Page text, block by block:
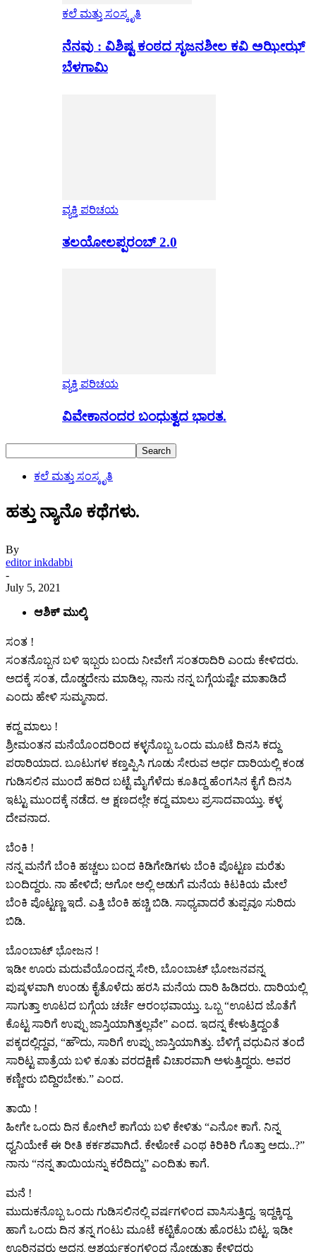
ಕಲೆ ಮತ್ತು ಸಂಸ್ಕೃತಿ
ನೆನವು : ವಿಶಿಷ್ಟ ಕಂಠದ ಸೃಜನಶೀಲ ಕವಿ ಅಝೀಝ್
ಬೆಳಗಾಮಿ
ವ್ಯಕ್ತಿ ಪರಿಚಯ
ತಲಯೋಲಪ್ಪರಂಬ್ 2.0
ವ್ಯಕ್ತಿ ಪರಿಚಯ
ವಿವೇಕಾನಂದರ ಬಂಧುತ್ವದ ಭಾರತ.
ಕಲೆ ಮತ್ತು ಸಂಸ್ಕೃತಿ
ಹತ್ತು ನ್ಯಾನೊ ಕಥೆಗಳು.
By
editor inkdabbi
-
July 5, 2021
ಆಶಿಕ್ ಮುಲ್ಕಿ
ಸಂತ !
ಸಂತನೊಬ್ಬನ ಬಳಿ ಇಬ್ಬರು ಬಂದು ನೀವೇಗೆ ಸಂತರಾದಿರಿ ಎಂದು ಕೇಳಿದರು.
ಅದಕ್ಕೆ ಸಂತ, ದೊಡ್ಡದೇನು ಮಾಡಿಲ್ಲ. ನಾನು ನನ್ನ ಬಗ್ಗೆಯಷ್ಟೇ ಮಾತಾಡಿದೆ
ಎಂದು ಹೇಳಿ ಸುಮ್ಮನಾದ.
ಕದ್ದ ಮಾಲು !
ಶ್ರೀಮಂತನ ಮನೆಯೊಂದರಿಂದ ಕಳ್ಳನೊಬ್ಬ ಒಂದು ಮೂಟೆ ದಿನಸಿ ಕದ್ದು
ಪರಾರಿಯಾದ. ಬೂಟುಗಳ ಕಣ್ತಪ್ಪಿಸಿ ಗೂಡು ಸೇರುವ ಅರ್ಧ ದಾರಿಯಲ್ಲಿ ಕಂಡ
ಗುಡಿಸಲಿನ ಮುಂದೆ ಹರಿದ ಬಟ್ಟೆ ಮೈಗೆಳೆದು ಕೂತಿದ್ದ ಹೆಂಗಸಿನ ಕೈಗೆ ದಿನಸಿ
ಇಟ್ಟು ಮುಂದಕ್ಕೆ ನಡೆದ. ಆ ಕ್ಷಣದಲ್ಲೇ ಕದ್ದ ಮಾಲು ಪ್ರಸಾದವಾಯ್ತು. ಕಳ್ಳ
ದೇವನಾದ.
ಬೆಂಕಿ !
ನನ್ನ ಮನೆಗೆ ಬೆಂಕಿ ಹಚ್ಚಲು ಬಂದ ಕಿಡಿಗೇಡಿಗಳು ಬೆಂಕಿ ಪೊಟ್ಟಣ ಮರೆತು
ಬಂದಿದ್ದರು. ನಾ ಹೇಳಿದೆ; ಅಗೋ ಅಲ್ಲಿ ಅಡುಗೆ ಮನೆಯ ಕಿಟಕಿಯ ಮೇಲೆ
ಬೆಂಕಿ ಪೊಟ್ಟಣ್ಣ ಇದೆ. ಎತ್ತಿ ಬೆಂಕಿ ಹಚ್ಚಿ ಬಿಡಿ. ಸಾಧ್ಯವಾದರೆ ತುಪ್ಪವೂ ಸುರಿದು
ಬಿಡಿ.
ಬೊಂಬಾಟ್ ಭೋಜನ !
ಇಡೀ ಊರು ಮದುವೆಯೊಂದನ್ನ ಸೇರಿ, ಬೊಂಬಾಟ್ ಭೋಜನವನ್ನ
ಪುಷ್ಕಳವಾಗಿ ಉಂಡು ಕೈತೊಳೆದು ಹರಸಿ ಮನೆಯ ದಾರಿ ಹಿಡಿದರು. ದಾರಿಯಲ್ಲಿ
ಸಾಗುತ್ತಾ ಊಟದ ಬಗ್ಗೆಯ ಚರ್ಚೆ ಆರಂಭವಾಯ್ತು. ಒಬ್ಬ “ಊಟದ ಜೊತೆಗೆ
ಕೊಟ್ಟ ಸಾರಿಗೆ ಉಪ್ಪು ಜಾಸ್ತಿಯಾಗಿತ್ತಲ್ಲವೇ” ಎಂದ. ಇದನ್ನ ಕೇಳುತ್ತಿದ್ದಂತೆ
ಪಕ್ಕದಲ್ಲಿದ್ದವ, “ಹೌದು, ಸಾರಿಗೆ ಉಪ್ಪು ಜಾಸ್ತಿಯಾಗಿತ್ತು. ಬೆಳಿಗ್ಗೆ ವಧುವಿನ ತಂದೆ
ಸಾರಿಟ್ಟ ಪಾತ್ರೆಯ ಬಳಿ ಕೂತು ವರದಕ್ಷಿಣೆ ವಿಚಾರವಾಗಿ ಅಳುತ್ತಿದ್ದರು. ಅವರ
ಕಣ್ಣೀರು ಬಿದ್ದಿರಬೇಕು.” ಎಂದ.
ತಾಯಿ !
ಹೀಗೇ ಒಂದು ದಿನ ಕೋಗಿಲೆ ಕಾಗೆಯ ಬಳಿ ಕೇಳಿತು “ಎನೋ ಕಾಗೆ. ನಿನ್ನ
ಧ್ವನಿಯೇಕೆ ಈ ರೀತಿ ಕರ್ಕಶವಾಗಿದೆ. ಕೇಳೋಕೆ ಎಂಥ ಕಿರಿಕಿರಿ ಗೊತ್ತಾ ಅದು..?”
ನಾನು “ನನ್ನ ತಾಯಿಯನ್ನು ಕರೆದಿದ್ದು” ಎಂದಿತು ಕಾಗೆ.
ಮನೆ !
ಮುದುಕನೊಬ್ಬ ಒಂದು ಗುಡಿಸಲಿನಲ್ಲಿ ವರ್ಷಗಳಿಂದ ವಾಸಿಸುತ್ತಿದ್ದ. ಇದ್ದಕ್ಕಿದ್ದ
ಹಾಗೆ ಒಂದು ದಿನ ತನ್ನ ಗಂಟು ಮೂಟೆ ಕಟ್ಟಿಕೊಂಡು ಹೊರಟು ಬಿಟ್ಟ. ಇಡೀ
ಊರಿನವರು ಅದನ್ನ ಆಶ್ಚರ್ಯಕಂಗಳಿಂದ ನೋಡುತ್ತಾ ಕೇಳಿದರು